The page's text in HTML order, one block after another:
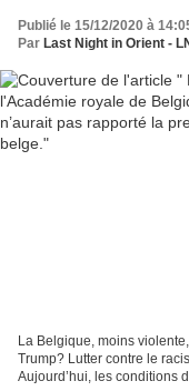
preuve de son
Publié le 15/12/2020 à
Par Last Night in Orient -
La Belgique, moins
Trump? Lutter contre le
Aujourd’hui, les conditions